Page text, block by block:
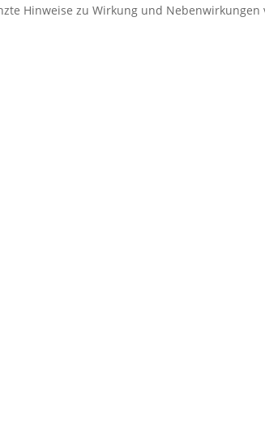
Hinweise zu Wirkung und